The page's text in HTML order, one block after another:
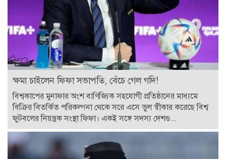
ক্ষমা চাইলেন ফিফা সভাপতি, বেঁচে গেল গদি!
বিশ্বকাপের মুনাফার অংশ বাণিজ্যিক সহযোগী প্রতিষ্ঠানের মাধ্যমে
বিক্রির বিতর্কিত পরিকল্পনা থেকে সরে এসে ভুল স্বীকার করেছে বিশ্ব
ফুটবলের নিয়ন্ত্রক সংস্থা ফিফা। একই সঙ্গে সদস্য দেশগু...